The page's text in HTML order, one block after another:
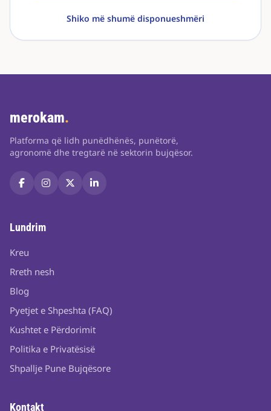
Shiko më shumë disponueshmëri
merokam.
Platforma që lidh punëdhënës, punëtorë,
agronomë dhe tregtarë në sektorin bujqësor.
Lundrim
Kreu
Rreth nesh
Blog
Pyetjet e Shpeshta (FAQ)
Kushtet e Përdorimit
Politika e Privatësisë
Shpallje Pune Bujqësore
Kontakt